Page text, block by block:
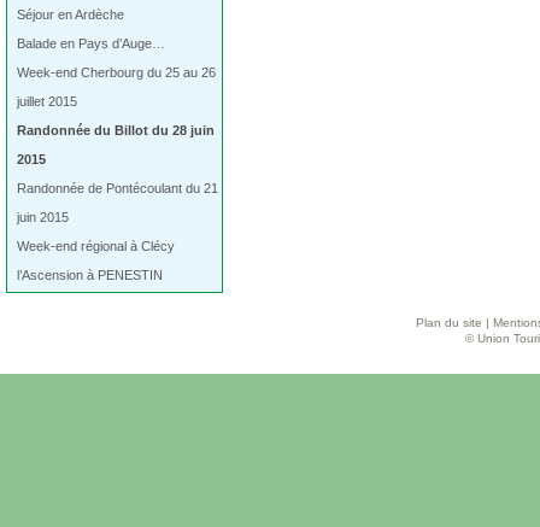
Séjour en Ardèche
Balade en Pays d’Auge…
Week-end Cherbourg du 25 au 26
juillet 2015
Randonnée du Billot du 28 juin
2015
Randonnée de Pontécoulant du 21
juin 2015
Week-end régional à Clécy
l’Ascension à PENESTIN
Plan du site
© Union